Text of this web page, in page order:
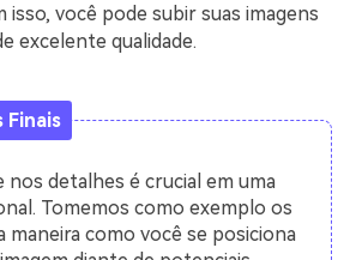
isso, você pode subir suas imagens
excelente qualidade.
Finais
nos detalhes é crucial em uma
Tomemos como exemplo os
como você se posiciona